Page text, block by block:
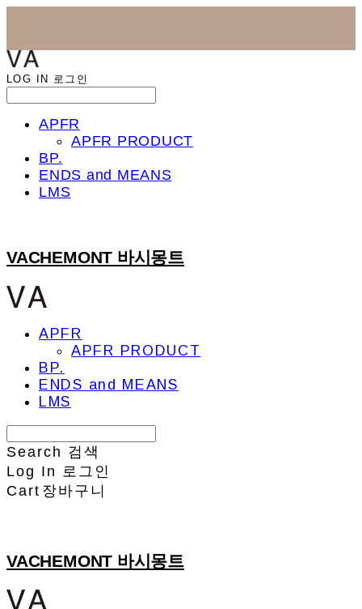
LOG IN 로그인
APFR
APFR PRODUCT
BP.
ENDS and MEANS
LMS
VACHEMONT 바시몽트
APFR
APFR PRODUCT
BP.
ENDS and MEANS
LMS
Search 검색
Log In
로그인
Cart 장바구니
VACHEMONT 바시몽트